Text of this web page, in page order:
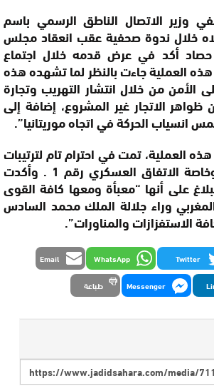
وزير الاتصال الناطق الرسمي باسم
خلال ندوة صحفية عقب انعقاد مجلس
حصاد أكد في عرض قدمه خلال اجتماع
العملية جاءت بالنظر لما تشهده هذه
من خلال انتشار التهريب وتجارة
الاتجار غير المشروع، إضافة إلى
انسياب الحركة في اتجاه موريتانيا”.
العملية، تمت في احترام تام لترتيبات
وقف إطلاق النار، وخاصة الاتفاق العسكري رقم 1 . وأكدت
على أنها “معبأة ومعها كافة القوى
وراء جلالة الملك محمد السادس
الاستفزازات والمناورات”.
Twitter
WhatsApp
Email
Messenger طباعة